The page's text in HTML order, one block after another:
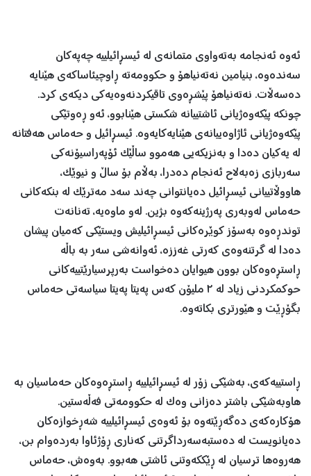
ئەوە ئەنجامە بەتەواوی متمانەی لە ئیسڕائیلییە چەپەکان
سەندەوە، بنیامین نەتەنیاهۆ و حکوومەتە ڕاوچیئاساکەی هێنایە
دەسەڵات. نەتەنیاهۆ پێشڕەوی تاقیکردنەوەیەکی دیکەی کرد.
چونکە پێکەوەژیانی ئاشتییانە شکستی هێنابوو، ئەو ڕەوتێکی
پێکەوەژیانی ئاژاوەییانەی هێنایەکایەوە. ئیسڕائیل و حەماس هەفتانە
لە یەکیان دەدا و بەنزیکەیی هەموو ساڵێک ئۆپەراسیۆنەکی
سەربازی زەبەلاح ئەنجام دەدرا، بەڵام بۆ ساڵ و نیوێک،
هاووڵاتییانی ئیسڕائیل دەیانتوانی چەند سەد مەترێک لە بنکەکانی
حەماس لەوبەری پەرژینەکەوە بژین. لەو ماوەیە، تەنانەت
توندڕەوە بەسۆز کوێرەکانی ئیسڕائیلیش ویستێکی کەمیان پیشان
دەدا لە گرتنەوەی کەرتی غەززە، ئەوانەشی سەر بە باڵە
ڕاستڕەوەکان بوون هیوایان دەخواست بەرپرسیارێتییەکانی
حوکمکردنی زیاد لە ٢ ملیۆن کەس پەیتا پەیتا سیاسەتی حەماس
بگۆڕێت و هێورتری بکاتەوە.
ڕاستییەکەی، بەشێکی زۆر لە ئیسڕائیلییە ڕاستڕەوەکان حەماسیان بە
هاوبەشێکی باشتر دەزانی وەک لە حکوومەتی فەڵەستین.
هۆکارەکەی دەگەڕێتەوە بۆ ئەوەی ئیسڕائیلییە شەڕخوازەکان
دەیانویست لە دەستبەسەرداگرتنی کەناری ڕۆژئاوا بەردەوام بن،
هەروەها ترسیان لە ڕێککەوتنی ئاشتی هەبوو. بەوەش، حەماس